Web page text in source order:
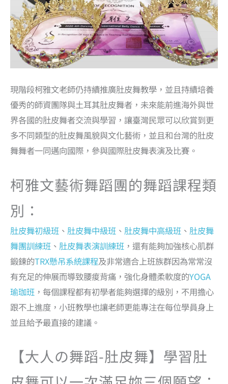
現階段柯雅文老師仍持續推廣肚皮舞教學，並且持續培養
優秀的師資團隊與土耳其肚皮舞者，未來能前進海外與世
界各國的肚皮舞者交流與學習，讓臺灣民眾可以欣賞到更
多不同類型的肚皮舞風貌與文化藝術，並且和台灣的肚皮
舞舞者一同邁向國際，參與國際肚皮舞表演及比賽。
柯雅文藝術舞蹈團的舞蹈課程類
別：
肚皮舞初級班 、 肚皮舞中級班 、 肚皮舞中高級班 、 肚皮舞
舞團訓練班 、 肚皮舞表演訓練班 ，還有能夠加強核心肌群
鍛鍊的TRX懸吊系統課程及非常適合上班族群因為常常沒
有充足的伸展而導致腰痠背痛，強化身體柔軟度的YOGA
瑜珈班 ，每個課程都有初學者能夠選擇的級別，不用擔心
跟不上進度，小班教學也讓老師更能專注在每位學員身上
並且給予最直接的建議。
【大人の舞蹈-肚皮舞】學習肚